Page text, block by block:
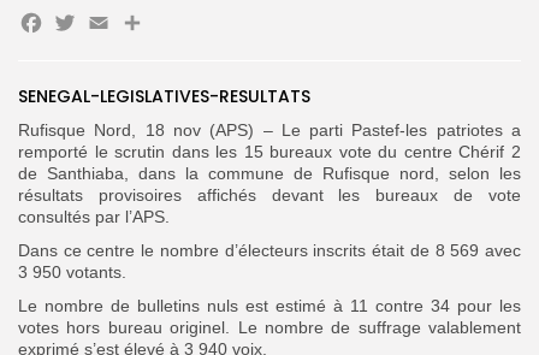
FR
SENEGAL-LEGISLATIVES-RESULTATS
Rufisque Nord, 18 nov (APS) – Le parti Pastef-les patriotes a
remporté le scrutin dans les 15 bureaux vote du centre Chérif 2
de Santhiaba, dans la commune de Rufisque nord, selon les
résultats provisoires affichés devant les bureaux de vote
consultés par l’APS.
Dans ce centre le nombre d’électeurs inscrits était de 8 569 avec
3 950 votants.
Le nombre de bulletins nuls est estimé à 11 contre 34 pour les
votes hors bureau originel. Le nombre de suffrage valablement
exprimé s’est élevé à 3 940 voix.
Facebook
Twitter
EmailPartager